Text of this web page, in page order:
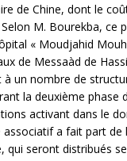
de Chine, dont le
M. Bourekba, ce
« Moudjahid
de Messaàd de
un nombre de
la deuxième phase
activant dans le
associatif a fait part
qui seront distribués